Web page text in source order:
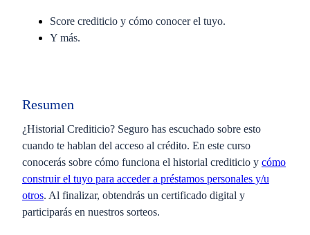
Score crediticio y cómo conocer el tuyo.
Y más.
Resumen
¿Historial Crediticio? Seguro has escuchado sobre esto
cuando te hablan del acceso al crédito. En este curso
conocerás sobre cómo funciona el historial crediticio y cómo
construir el tuyo para acceder a préstamos personales y/u
otros. Al finalizar, obtendrás un certificado digital y
participarás en nuestros sorteos.